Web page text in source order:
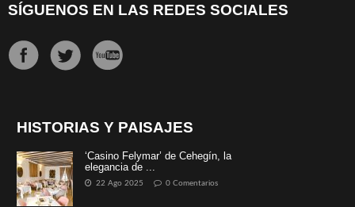
SÍGUENOS EN LAS REDES SOCIALES
HISTORIAS Y PAISAJES
‘Casino Felymar’ de Cehegín, la
elegancia de ...
22 Ago 2025 0 Comentarios